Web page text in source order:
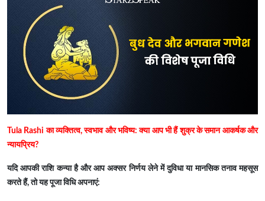
Tula Rashi का व्यक्तित्व, स्वभाव और भविष्य: क्या आप भी हैं शुक्र के समान आकर्षक और
न्यायप्रिय?
यदि आपकी राशि कन्या है और आप अक्सर निर्णय लेने में दुविधा या मानसिक तनाव महसूस
करते हैं, तो यह पूजा विधि अपनाएं: